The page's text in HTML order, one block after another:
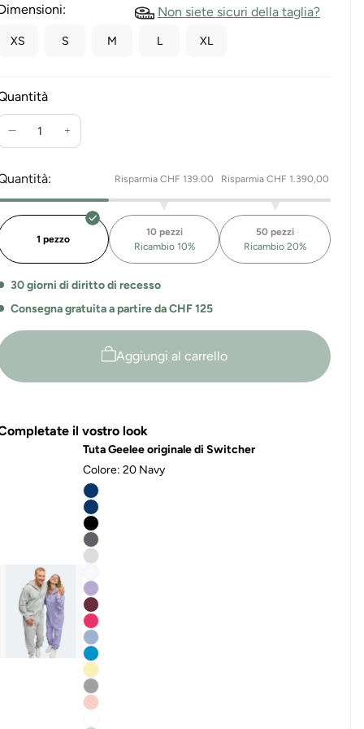
Non siete sicuri della taglia?
XS S M L XL
Ridurre
quantità
per
la
tuta
originale
Geelee
"Puppy".
Aumenta
quantità
la
Tuta
originale
Geelee
"Puppy
Risparmia CHF 139.00 Risparmia CHF 1.390,00
1 pezzo
10 pezzi
Ricambio 10%
50 pezzi
Ricambio 20%
30 giorni di diritto di recesso
Consegna gratuita a partire da CHF 125
Aggiungi al carrello
il vostro look
Tuta Geelee originale di Switcher
Colore: 20 Navy
Variante
esaurita